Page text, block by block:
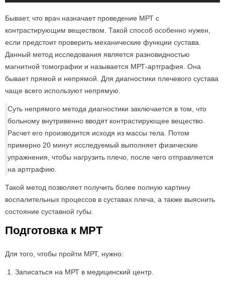
Бывает, что врач назначает проведение МРТ с
контрастирующим веществом. Такой способ особенно нужен,
если предстоит проверить механические функции сустава.
Данный метод исследования является разновидностью
магнитной томографии и называется МРТ-артграфия. Она
бывает прямой и непрямой. Для диагностики плечевого сустава
чаще всего используют непрямую.
Суть непрямого метода диагностики заключается в том, что
больному внутривенно вводят контрастирующее вещество.
Расчет его производится исходя из массы тела. Потом
примерно 20 минут исследуемый выполняет физические
упражнения, чтобы нагрузить плечо, после чего отправляется
на артграфию.
Такой метод позволяет получить более полную картину
воспалительных процессов в суставах плеча, а также выяснить
состояние суставной губы.
Подготовка к МРТ
Для того, чтобы пройти МРТ, нужно:
Записаться на МРТ в медицинский центр.